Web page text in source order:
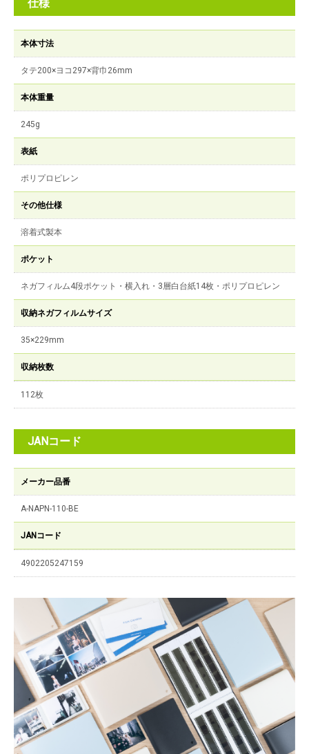
仕様
本体寸法
タテ200×ヨコ297×背巾26mm
本体重量
245g
表紙
ポリプロピレン
その他仕様
溶着式製本
ポケット
ネガフィルム4段ポケット・横入れ・3層白台紙14枚・ポリプロピレン
収納ネガフィルムサイズ
35×229mm
収納枚数
112枚
JANコード
メーカー品番
A-NAPN-110-BE
JANコード
4902205247159